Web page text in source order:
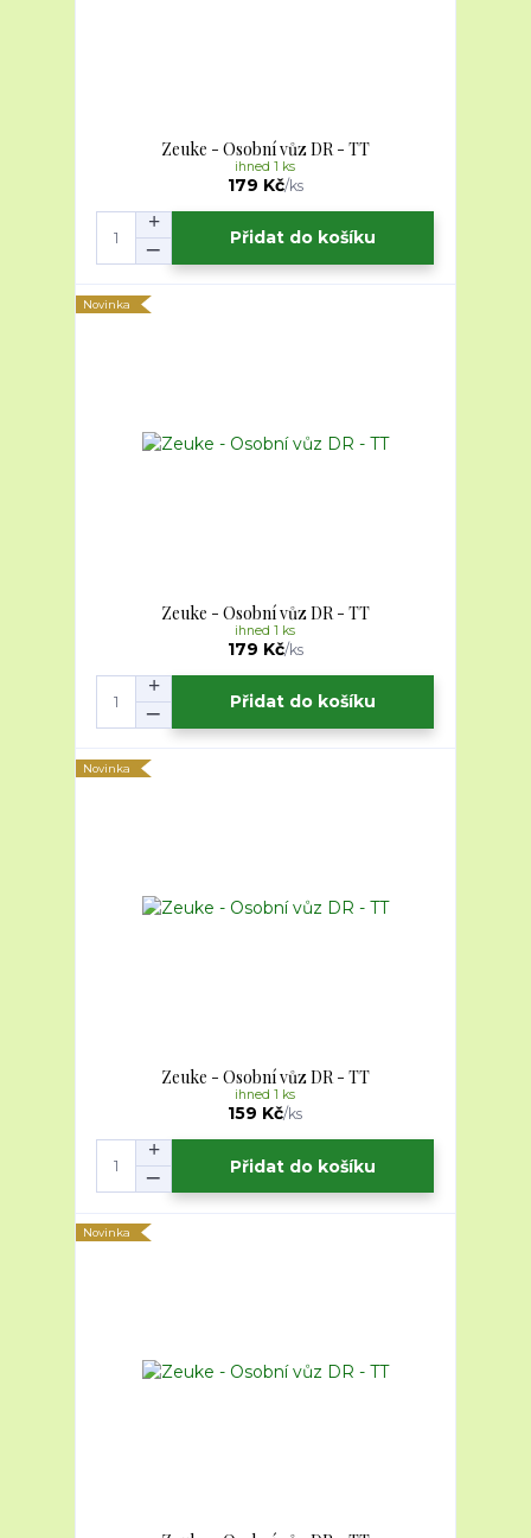
Zeuke - Osobní vůz DR - TT
179 Kč/ks
ihned 1 ks
Přidat do košíku
Novinka
Zeuke - Osobní vůz DR - TT
179 Kč/ks
ihned 1 ks
Přidat do košíku
Novinka
Zeuke - Osobní vůz DR - TT
159 Kč/ks
ihned 1 ks
Přidat do košíku
Novinka